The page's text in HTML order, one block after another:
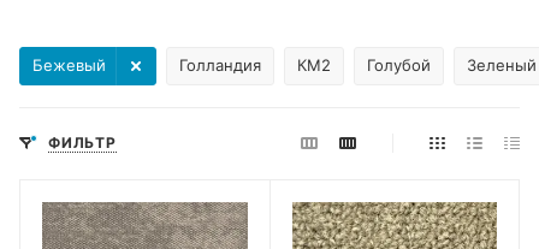
Голландия КМ2
Бежевый Голубой Зеленый
ФИЛЬТР